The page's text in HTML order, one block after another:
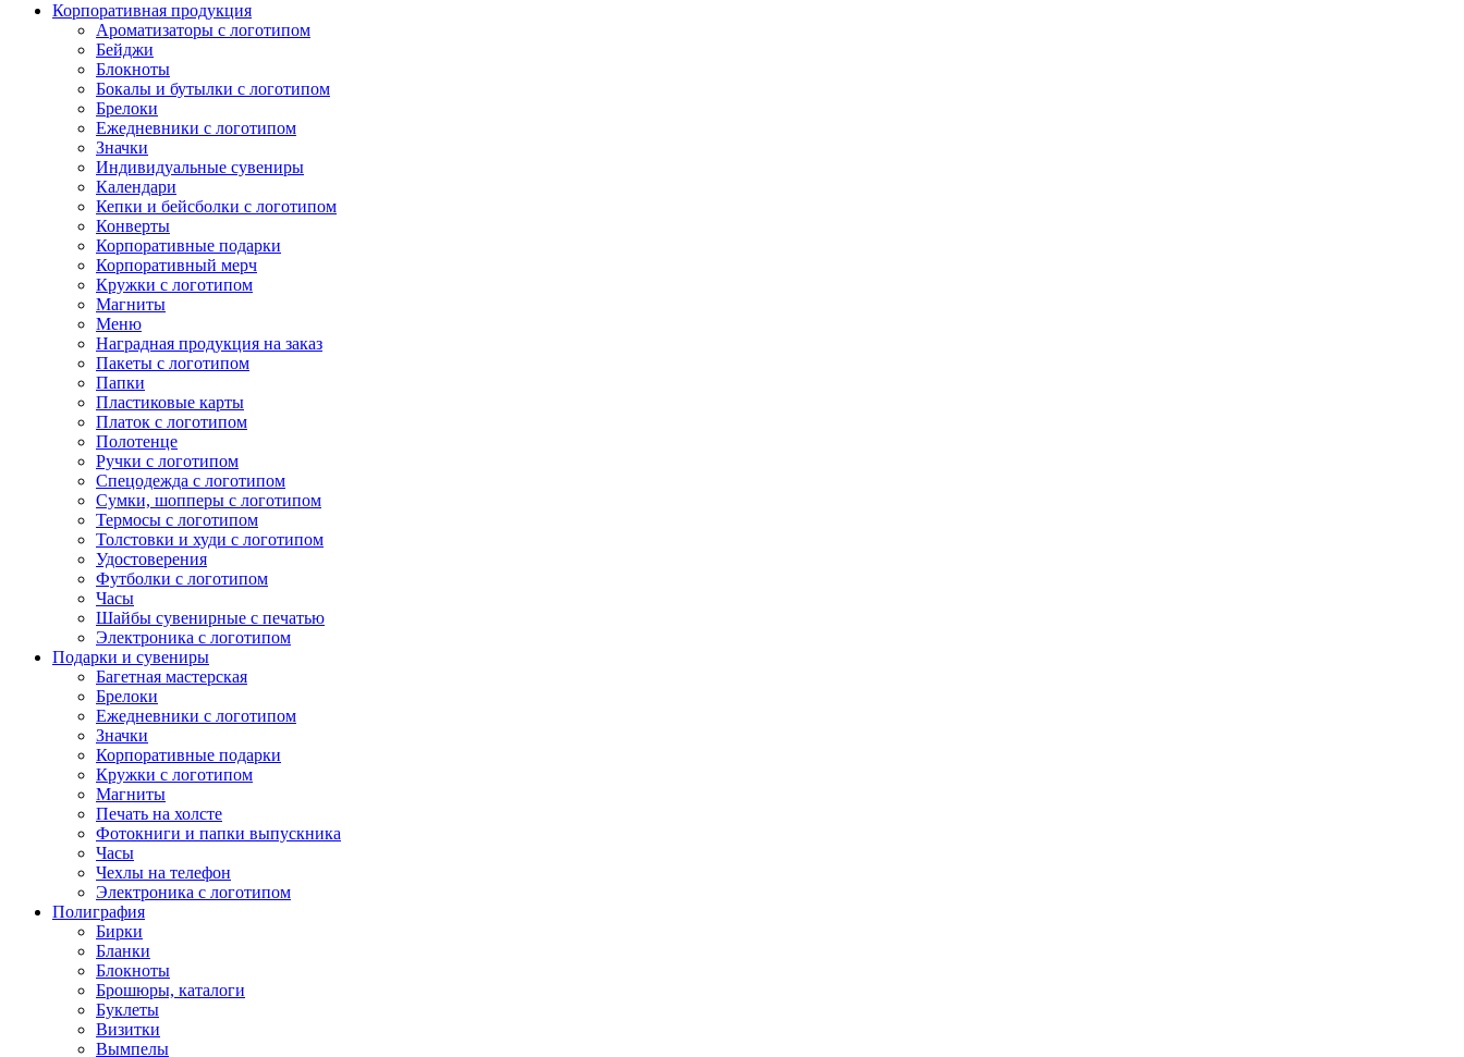
Корпоративная продукция
Ароматизаторы с логотипом
Бейджи
Блокноты
Бокалы и бутылки с логотипом
Брелоки
Ежедневники с логотипом
Значки
Индивидуальные сувениры
Календари
Кепки и бейсболки с логотипом
Конверты
Корпоративные подарки
Корпоративный мерч
Кружки с логотипом
Магниты
Меню
Наградная продукция на заказ
Пакеты с логотипом
Папки
Пластиковые карты
Платок с логотипом
Полотенце
Ручки с логотипом
Спецодежда с логотипом
Сумки, шопперы с логотипом
Термосы с логотипом
Толстовки и худи с логотипом
Удостоверения
Футболки с логотипом
Часы
Шайбы сувенирные с печатью
Электроника с логотипом
Подарки и сувениры
Багетная мастерская
Брелоки
Ежедневники с логотипом
Значки
Корпоративные подарки
Кружки с логотипом
Магниты
Печать на холсте
Фотокниги и папки выпускника
Часы
Чехлы на телефон
Электроника с логотипом
Полиграфия
Бирки
Бланки
Блокноты
Брошюры, каталоги
Буклеты
Визитки
Вымпелы